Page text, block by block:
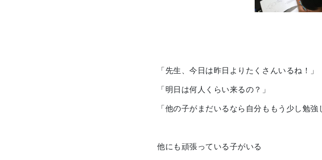
「先生、今日は昨日よりたくさんいるね！」
「明日は何人くらい来るの？」
「他の子がまだいるなら自分ももう少し勉強
他にも頑張っている子がいる